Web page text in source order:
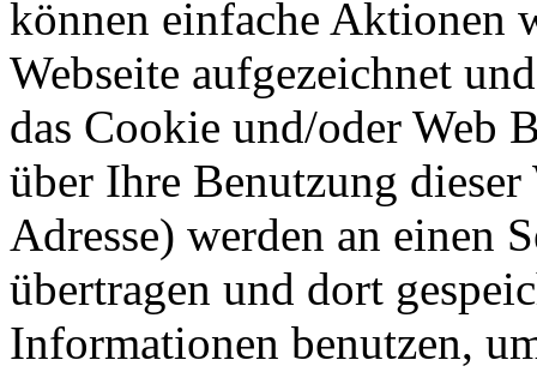
können einfache Aktionen
Webseite aufgezeichnet
das Cookie und/oder Web
über Ihre Benutzung
Adresse) werden an einen
übertragen und dort
Informationen benutzen,